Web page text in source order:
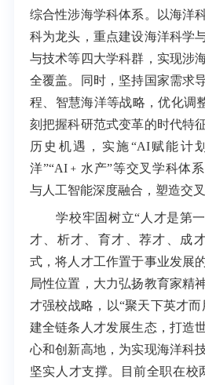
综合性涉海学科体系。以海洋
科为龙头，重点建设海洋科学
与技术等四大学科群，实现涉
全覆盖。同时，坚持国家需求
程、智慧海洋等战略，优化调
刻把握科研范式变革的时代特
历史机遇，实施“AI赋能计
洋”“AI﹢水产”等交叉学科体
与人工智能深度融合，塑造交
学校牢固树立“人才是第一
才、析才、育才、荐才、成
式，将人才工作置于事业发展
局性位置，大力弘扬教育家精
才强校战略，以“聚天下英才
建全链条人才发展生态，打造
心和创新高地，为实现海洋科
坚实人才支撑。目前全职在校